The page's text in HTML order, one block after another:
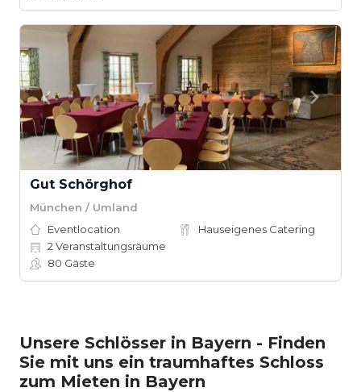
Gut Schörghof
München / Umland
Eventlocation
Hauseigenes Catering
2 Veranstaltungsräume
80 Gäste
Unsere Schlösser in Bayern - Finden
Sie mit uns ein traumhaftes Schloss
zum Mieten in Bayern